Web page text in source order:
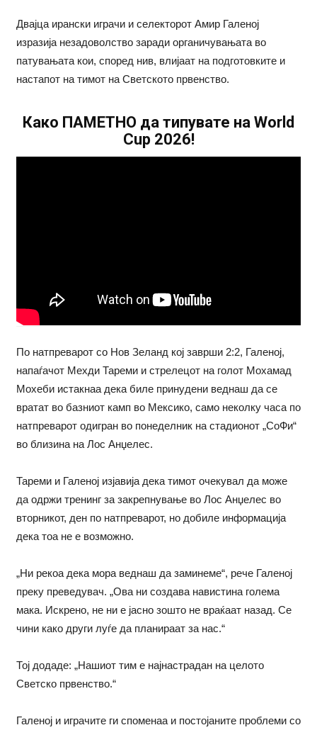
Двајца ирански играчи и селекторот Амир Галеној
изразија незадоволство заради органичувањата во
патувањата кои, според нив, влијаат на подготовките и
настапот на тимот на Светското првенство.
Како ПАМЕТНО да типувате на World
Cup 2026!
По натпреварот со Нов Зеланд кој заврши 2:2, Галеној,
напаѓачот Мехди Тареми и стрелецот на голот Мохамад
Мохеби истакнаа дека биле принудени веднаш да се
вратат во базниот камп во Мексико, само неколку часа по
натпреварот одигран во понеделник на стадионот „СоФи“
во близина на Лос Анџелес.
Тареми и Галеној изјавија дека тимот очекувал да може
да одржи тренинг за закрепнување во Лос Анџелес во
вторникот, ден по натпреварот, но добиле информација
дека тоа не е возможно.
„Ни рекоа дека мора веднаш да заминеме“, рече Галеној
преку преведувач. „Ова ни создава навистина голема
мака. Искрено, не ни е јасно зошто не враќаат назад. Се
чини како други луѓе да планираат за нас.“
Тој додаде: „Нашиот тим е најнастрадан на целото
Светско првенство.“
Галеној и играчите ги споменаа и постојаните проблеми со